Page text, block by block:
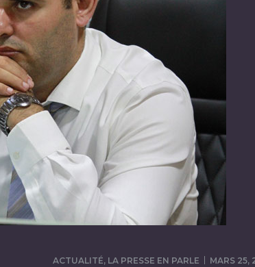
ACTUALITÉ, LA PRESSE EN PARLE MARS 25,